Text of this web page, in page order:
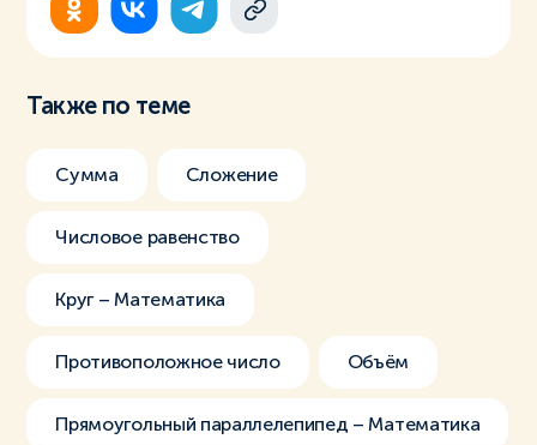
Также по теме
Сумма Сложение
Числовое равенство
Круг – Математика
Противоположное число Объём
Прямоугольный параллелепипед – Математика